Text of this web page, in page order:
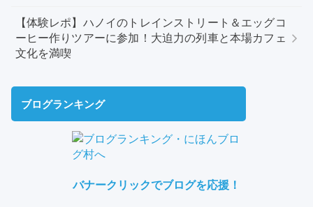
【体験レポ】ハノイのトレインストリート＆エッグコ
ーヒー作りツアーに参加！大迫力の列車と本場カフェ
文化を満喫
ブログランキング
バナークリックでブログを応援！